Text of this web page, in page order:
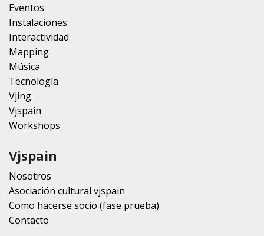
Eventos
Instalaciones
Interactividad
Mapping
Música
Tecnología
Vjing
Vjspain
Workshops
Vjspain
Nosotros
Asociación cultural vjspain
Como hacerse socio (fase prueba)
Contacto